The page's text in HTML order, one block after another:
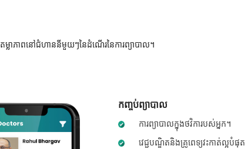
ម្លាភាពនៅជំហាននីមួយៗនៃដំណើរនៃការព្យាបាល។
កញ្ចប់ព្យាបាល
ការព្យាបាលក្នុងថវិការបស់អ្នក។
វេជ្ជបណ្ឌិតនិងគ្រូពេទ្យវះកាត់ល្អបំផុត